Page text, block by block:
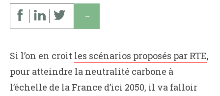
↓
Si l’on en croit les scénarios proposés par RTE,
pour atteindre la neutralité carbone à
l’échelle de la France d’ici 2050, il va falloir